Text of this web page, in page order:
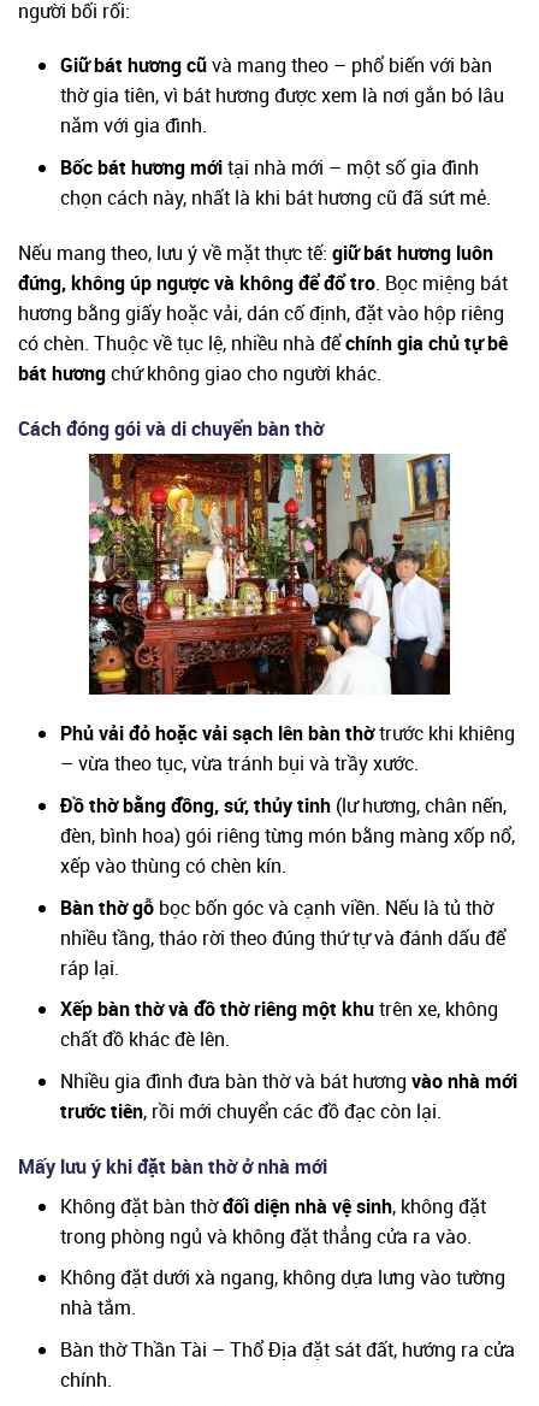
người bối rối:
Giữ bát hương cũvà mang theo – phổ biến với bàn
thờ gia tiên, vì bát hương được xem là nơi gắn bó lâu
năm với gia đình.
Bốc bát hương mớitại nhà mới – một số gia đình
chọn cách này, nhất là khi bát hương cũ đã sứt mẻ.
Nếu mang theo, lưu ý về mặt thực tế: giữ bát hương luôn
đứng, không úp ngược và không để đổ tro. Bọc miệng bát
hương bằng giấy hoặc vải, dán cố định, đặt vào hộp riêng
có chèn. Thuộc về tục lệ, nhiều nhà đểchính gia chủ tự bê
bát hươngchứ không giao cho người khác.
Cách đóng gói và di chuyển bàn thờ
Phủ vải đỏ hoặc vải sạch lên bàn thờtrước khi khiêng
– vừa theo tục, vừa tránh bụi và trầy xước.
Đồ thờ bằng đồng, sứ, thủy tinh (lư hương, chân nến,
đèn, bình hoa) gói riêng từng món bằng màng xốp nổ,
xếp vào thùng có chèn kín.
Bàn thờ gỗ bọc bốn góc và cạnh viền. Nếu là tủ thờ
nhiều tầng, tháo rời theo đúng thứ tự và đánh dấu để
ráp lại.
Xếp bàn thờ và đồ thờ riêng một khutrên xe, không
chất đồ khác đè lên.
Nhiều gia đình đưa bàn thờ và bát hương vào nhà mới
trước tiên, rồi mới chuyển các đồ đạc còn lại.
Mấy lưu ý khi đặt bàn thờ ở nhà mới
Không đặt bàn thờđối diện nhà vệ sinh, không đặt
trong phòng ngủ và không đặt thẳng cửa ra vào.
Không đặt dưới xà ngang, không dựa lưng vào tường
nhà tắm.
Bàn thờ Thần Tài – Thổ Địa đặt sát đất, hướng ra cửa
chính.